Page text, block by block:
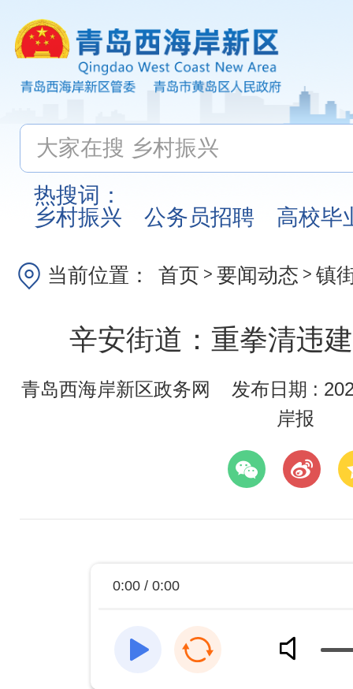
热搜词：
乡村振兴
公务员招聘 高校毕
当前位置： 首页 > 要闻动态 > 镇
辛安街道：重拳清违
青岛西海岸新区政务网
发布日期 :
岸报
0:00 / 0:00